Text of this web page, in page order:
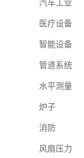
汽车工业
医疗设备
智能设备
管道系统
水平测量
炉子
消防
风扇压力